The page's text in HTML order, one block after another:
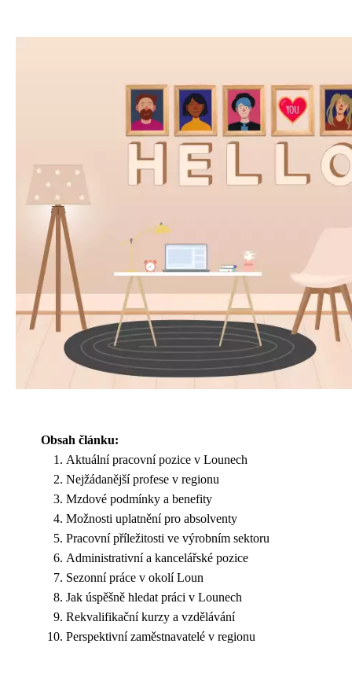
Obsah článku:
Aktuální pracovní pozice v Lounech
Nejžádanější profese v regionu
Mzdové podmínky a benefity
Možnosti uplatnění pro absolventy
Pracovní příležitosti ve výrobním sektoru
Administrativní a kancelářské pozice
Sezonní práce v okolí Loun
Jak úspěšně hledat práci v Lounech
Rekvalifikační kurzy a vzdělávání
Perspektivní zaměstnavatelé v regionu